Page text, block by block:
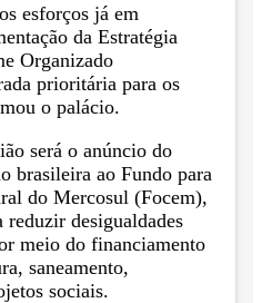
esforços já em
da Estratégia
Organizado
prioritária para os
o palácio.
será o anúncio do
brasileira ao Fundo para
do Mercosul (Focem),
desigualdades
meio do financiamento
saneamento,
sociais.